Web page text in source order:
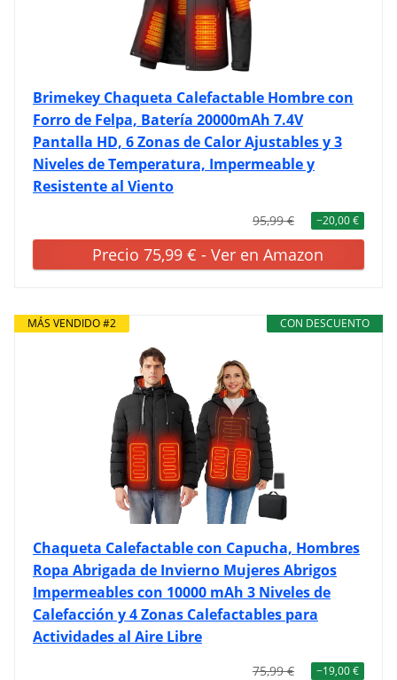
Brimekey Chaqueta Calefactable Hombre con
Forro de Felpa, Batería 20000mAh 7.4V
Pantalla HD, 6 Zonas de Calor Ajustables y 3
Niveles de Temperatura, Impermeable y
Resistente al Viento
95,99 € −20,00 €
Precio 75,99 € - Ver en Amazon
CON DESCUENTO
MÁS VENDIDO #2
Chaqueta Calefactable con Capucha, Hombres
Ropa Abrigada de Invierno Mujeres Abrigos
Impermeables con 10000 mAh 3 Niveles de
Calefacción y 4 Zonas Calefactables para
Actividades al Aire Libre
75,99 € −19,00 €